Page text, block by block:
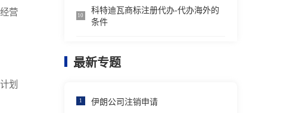
营
划
10
科特迪瓦商标注册代办-代办海外的
条件
最新专题
1 伊朗公司注销申请